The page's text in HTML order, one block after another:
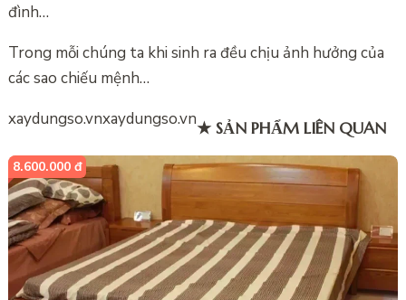
đình…
Trong mỗi chúng ta khi sinh ra đều chịu ảnh hưởng của
các sao chiếu mệnh…
xaydungso.vnxaydungso.vn★ SẢN PHẨM LIÊN QUAN
8.600.000 đ